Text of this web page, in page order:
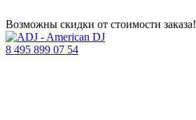
Возможны скидки от стоимости заказа!
8 495 899 07 54